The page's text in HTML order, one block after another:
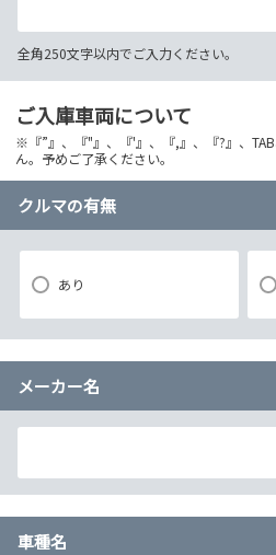
全角250文字以内でご入力ください。
ご入庫車両について
※『”』、『"』、『'』、『,』、『?』、
ん。予めご了承ください。
クルマの有無
あり
メーカー名
車種名